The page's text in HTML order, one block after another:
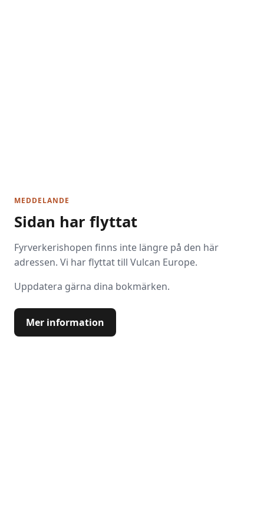
MEDDELANDE
Sidan har flyttat
Fyrverkerishopen finns inte längre på den här
adressen. Vi har flyttat till Vulcan Europe.
Uppdatera gärna dina bokmärken.
Mer information